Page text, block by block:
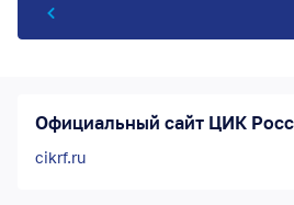
Официальный сайт ЦИК
cikrf.ru